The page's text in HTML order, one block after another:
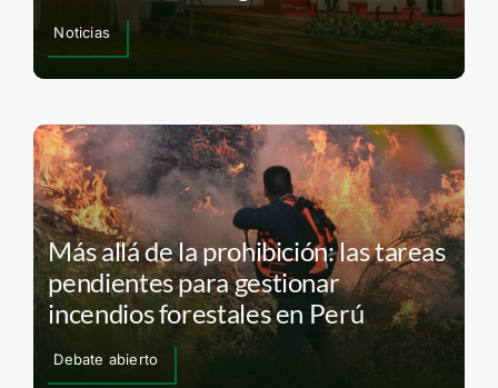
Noticias
Más allá de la prohibición: las tareas
pendientes para gestionar
incendios forestales en Perú
Debate abierto